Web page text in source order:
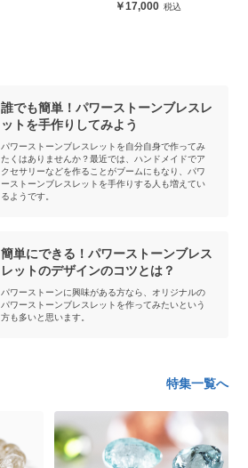
17,000
誰でも簡単！パワーストーンブレスレ
ットを手作りしてみよう
パワーストーンブレスレットを自分自身で作ってみ
たくはありませんか？最近では、ハンドメイドでア
クセサリーなどを作ることがブームにもなり、パワ
ーストーンブレスレットを手作りする人も増えてい
るようです。
簡単にできる！パワーストーンブレス
レットのデザインのコツとは？
パワーストーンに興味がある方なら、オリジナルの
パワーストーンブレスレットを作ってみたいという
方も多いと思います。
特集一覧へ